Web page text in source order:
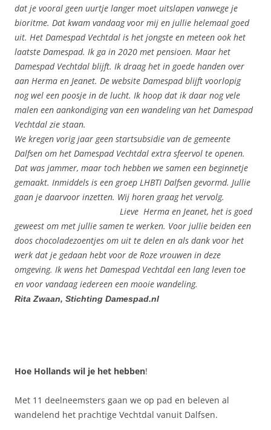
dat je vooral geen uurtje langer moet uitslapen vanwege je
bioritme. Dat kwam vandaag voor mij en jullie helemaal goed
uit. Het Damespad Vechtdal is het jongste en meteen ook het
laatste Damespad. Ik ga in 2020 met pensioen. Maar het
Damespad Vechtdal blijft. Ik draag het in goede handen over
aan Herma en Jeanet. De website Damespad blijft voorlopig
nog wel een poosje in de lucht. Ik hoop dat ik daar nog vele
malen een aankondiging van een wandeling van het Damespad
Vechtdal zie staan.
We kregen vorig jaar geen startsubsidie van de gemeente
Dalfsen om het Damespad Vechtdal extra sfeervol te openen.
Dat was jammer, maar toch hebben we samen een beginnetje
gemaakt. Inmiddels is een groep LHBTI Dalfsen gevormd. Jullie
gaan je daarvoor inzetten. Wij horen graag het vervolg.
Lieve Herma en Jeanet, het is goed
geweest om met jullie samen te werken. Voor jullie beiden een
doos chocoladezoentjes om uit te delen en als dank voor het
werk dat je gedaan hebt voor de Roze vrouwen in deze
omgeving. Ik wens het Damespad Vechtdal een lang leven toe
en voor vandaag iedereen een mooie wandeling.
Rita Zwaan, Stichting Damespad.nl
Hoe Hollands wil je het hebben!
Met 11 deelneemsters gaan we op pad en beleven al
wandelend het prachtige Vechtdal vanuit Dalfsen.